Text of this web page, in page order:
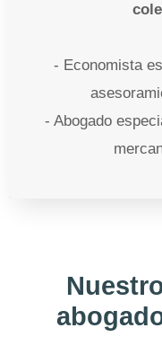
- Economista
- Abogado